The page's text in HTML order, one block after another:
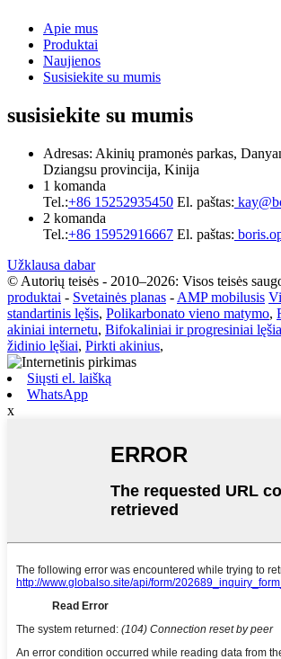
Apie mus
Produktai
Naujienos
Susisiekite su mumis
susisiekite su mumis
Adresas: Akinių pramonės parkas,
Dziangsu provincija, Kinija
1 komanda
Tel.:+86 15252935450 El. paštas:
2 komanda
Tel.:+86 15952916667 El. paštas:
Užklausa dabar
© Autorių teisės - 2010–2026: Visos teisės
produktai - Svetainės planas - AMP mobilusis
standartinis lęšis, Polikarbonato vieno matymo,
akiniai internetu, Bifokaliniai ir progresiniai
židinio lęšiai, Pirkti akinius,
Siųsti el. laišką
WhatsApp
x